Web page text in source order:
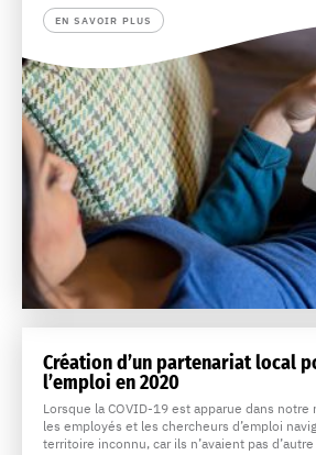
EN SAVOIR PLUS
Création d’un partenariat local
l’emploi en 2020
Lorsque la COVID-19 est apparue dans
les employés et les chercheurs d’emploi
territoire inconnu, car ils n’avaient pas